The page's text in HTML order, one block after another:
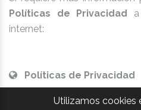
Políticas de Privacidad
internet:
Políticas de Privacidad
Utilizamos cookies